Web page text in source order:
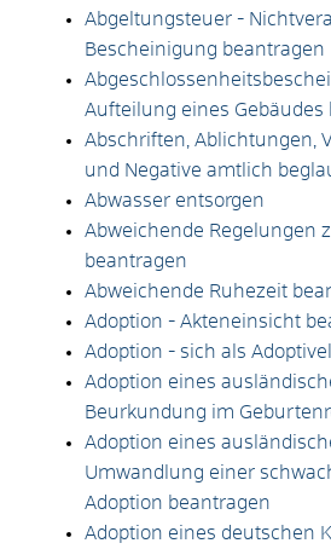
Abgeltungsteuer -
Bescheinigung beantragen
Aufteilung eines Gebäudes
Abschriften, Ablichtungen,
und Negative amtlich
Abwasser entsorgen
Abweichende Regelungen
beantragen
Abweichende Ruhezeit
Adoption - Akteneinsicht
Adoption - sich als
Adoption eines
Beurkundung im
Adoption eines
Umwandlung einer
Adoption beantragen
Adoption eines deutschen